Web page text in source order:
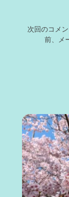
次回のコメ
前、メ